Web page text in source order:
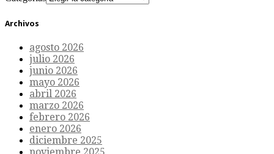
Archivos
agosto 2026
julio 2026
junio 2026
mayo 2026
abril 2026
marzo 2026
febrero 2026
enero 2026
diciembre 2025